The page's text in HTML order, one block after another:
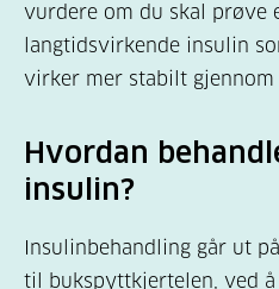
vurdere om du skal prøve
langtidsvirkende insulin
virker mer stabilt gjennom
Hvordan
insulin?
Insulinbehandling går ut
til bukspyttkjertelen, ved